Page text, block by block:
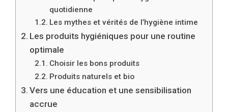
quotidienne
Les mythes et vérités de l’hygiène intime
Les produits hygiéniques pour une routine
optimale
Choisir les bons produits
Produits naturels et bio
Vers une éducation et une sensibilisation
accrue